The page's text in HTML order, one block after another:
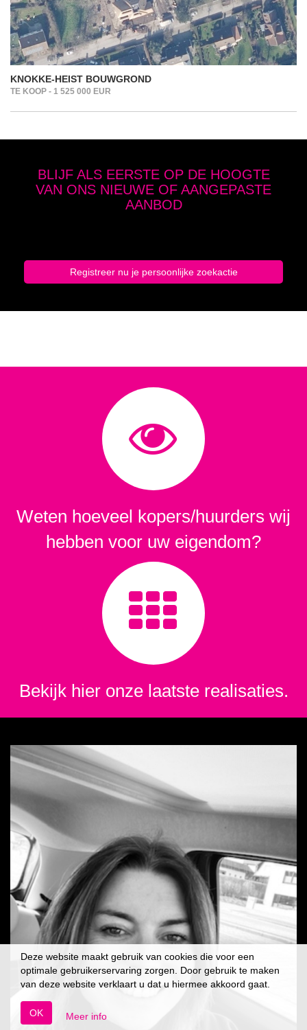
KNOKKE-HEIST BOUWGROND
TE KOOP - 1 525 000 EUR
BLIJF ALS EERSTE OP DE HOOGTE
VAN ONS NIEUWE OF AANGEPASTE
AANBOD
Registreer nu je persoonlijke zoekactie
Weten hoeveel kopers/huurders wij
hebben voor uw eigendom?
Bekijk hier onze laatste realisaties.
Deze website maakt gebruik van cookies die voor een
optimale gebruikerservaring zorgen. Door gebruik te maken
van deze website verklaart u dat u hiermee akkoord gaat.
OK Meer info